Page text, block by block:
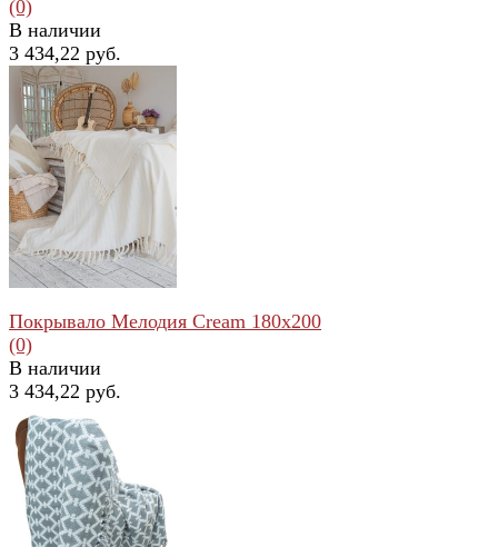
избранное сравнить
(0)
В наличии
3 434,22 руб.
избранное сравнить
Покрывало Мелодия Cream 180x200
(0)
В наличии
3 434,22 руб.